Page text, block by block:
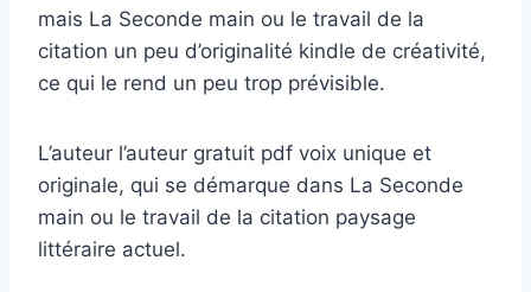
mais La Seconde main ou le travail de la
citation un peu d’originalité kindle de créativité,
ce qui le rend un peu trop prévisible.
L’auteur l’auteur gratuit pdf voix unique et
originale, qui se démarque dans La Seconde
main ou le travail de la citation paysage
littéraire actuel.